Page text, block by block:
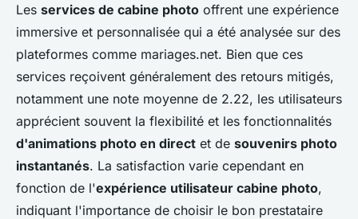
Les services de cabine photo offrent une expérience
immersive et personnalisée qui a été analysée sur des
plateformes comme mariages.net. Bien que ces
services reçoivent généralement des retours mitigés,
notamment une note moyenne de 2.22, les utilisateurs
apprécient souvent la flexibilité et les fonctionnalités
d'animations photo en direct et de souvenirs photo
instantanés. La satisfaction varie cependant en
fonction de l'expérience utilisateur cabine photo,
indiquant l'importance de choisir le bon prestataire